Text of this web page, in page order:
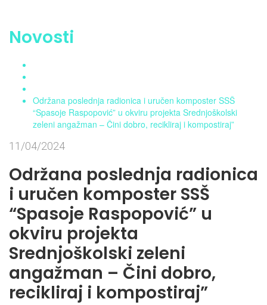
Novosti
Održana poslednja radionica i uručen komposter SSŠ
“Spasoje Raspopović” u okviru projekta Srednjoškolski
zeleni angažman – Čini dobro, recikliraj i kompostiraj”
11/04/2024
Održana poslednja radionica
i uručen komposter SSŠ
“Spasoje Raspopović” u
okviru projekta
Srednjoškolski zeleni
angažman – Čini dobro,
recikliraj i kompostiraj”